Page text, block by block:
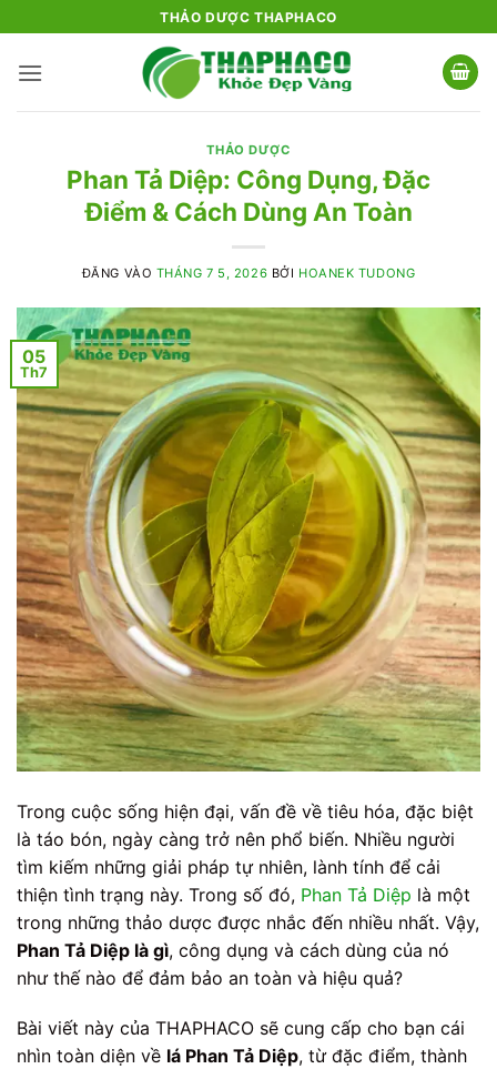
qua
nội
THẢO DƯỢC THAPHACO
THẢO DƯỢC
Phan Tả Diệp: Công Dụng, Đặc
Điểm & Cách Dùng An Toàn
ĐĂNG VÀO THÁNG 7 5, 2026 BỞI HOANEK TUDONG
05
Th7
Trong cuộc sống hiện đại, vấn đề về tiêu hóa, đặc biệt
là táo bón, ngày càng trở nên phổ biến. Nhiều người
tìm kiếm những giải pháp tự nhiên, lành tính để cải
thiện tình trạng này. Trong số đó, Phan Tả Diệp là một
trong những thảo dược được nhắc đến nhiều nhất. Vậy,
Phan Tả Diệp là gì, công dụng và cách dùng của nó
như thế nào để đảm bảo an toàn và hiệu quả?
Bài viết này của THAPHACO sẽ cung cấp cho bạn cái
nhìn toàn diện về lá Phan Tả Diệp, từ đặc điểm, thành